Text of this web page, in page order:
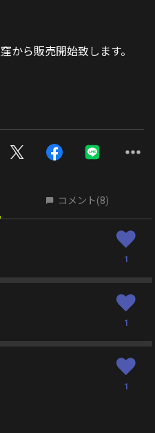
から販売開始致します。
コメント(8)
1
1
1